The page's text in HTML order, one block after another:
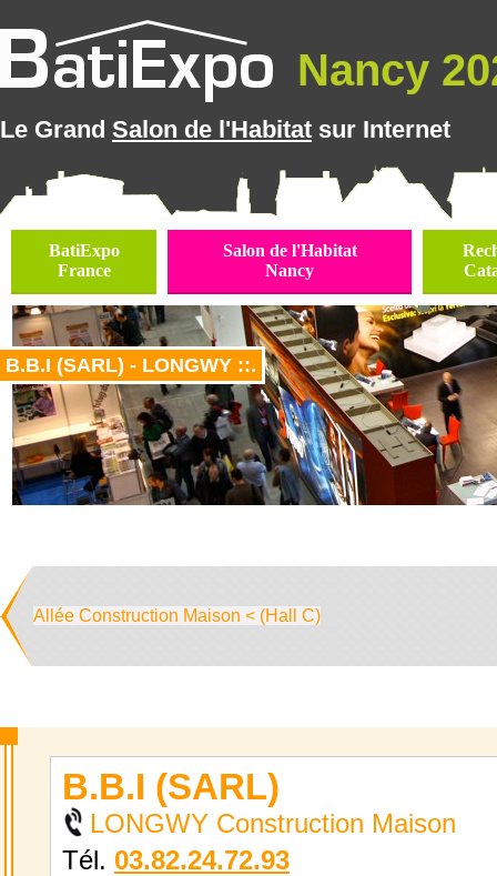
Nancy
Le Grand Salon de l'Habitat sur Internet
BatiExpo
France
Salon de l'Habitat
Nancy
B.B.I (SARL) - LONGWY ::.
Allée Construction Maison < (Hall C)
B.B.I (SARL)
LONGWY Construction Maison
Tél. 03.82.24.72.93